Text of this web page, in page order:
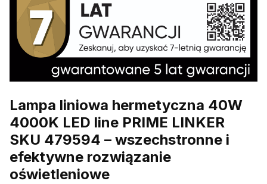
Lampa liniowa hermetyczna 40W
4000K LED line PRIME LINKER
SKU 479594 – wszechstronne i
efektywne rozwiązanie
oświetleniowe